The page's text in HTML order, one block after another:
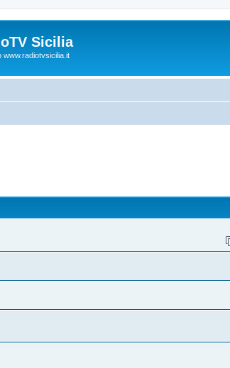
Sicilia
www.radiotvsicilia.it